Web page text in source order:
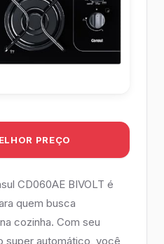
PREÇO
CD060AE BIVOLT é
quem busca
cozinha. Com seu
super automático, você